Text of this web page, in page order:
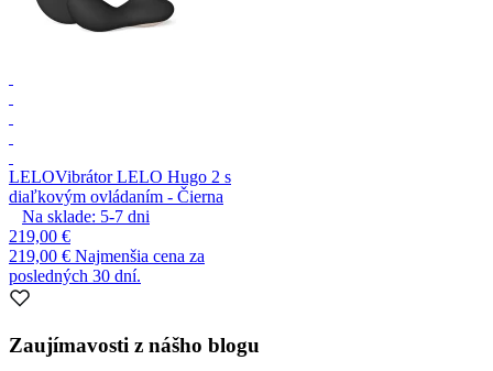
LELOVibrátor LELO Hugo 2 s
diaľkovým ovládaním - Čierna
Na sklade: 5-7 dni
219,00 €
219,00 € Najmenšia cena za
posledných 30 dní.
Zaujímavosti z nášho blogu